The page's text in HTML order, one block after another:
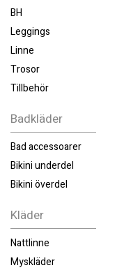
BH
Leggings
Linne
Trosor
Tillbehör
Badkläder
Bad accessoarer
Bikini underdel
Bikini överdel
Kläder
Nattlinne
Myskläder